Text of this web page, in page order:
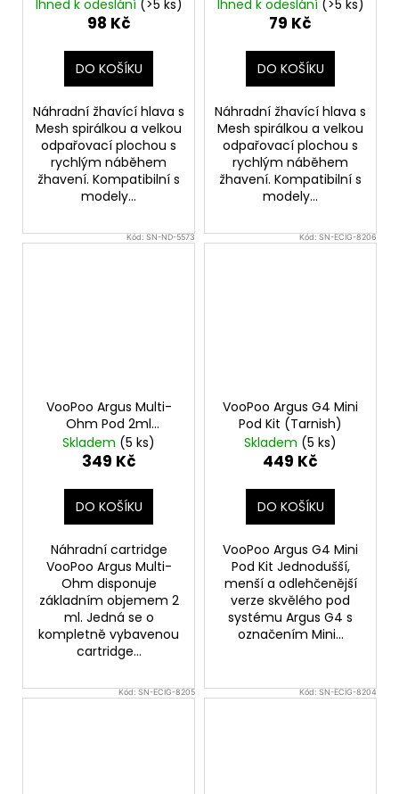
Ihned k odeslání (>5 ks)
98 Kč
DO KOŠÍKU
Náhradní žhavící hlava s
Mesh spirálkou a velkou
odpařovací plochou s
rychlým náběhem
žhavení. Kompatibilní s
modely...
Ihned k odeslání (>5 ks)
79 Kč
DO KOŠÍKU
Náhradní žhavící hlava s
Mesh spirálkou a velkou
odpařovací plochou s
rychlým náběhem
žhavení. Kompatibilní s
modely...
Kód: SN-ND-5573
VooPoo Argus Multi-
Ohm Pod 2ml
náhradní cartridge 3ks
Skladem (5 ks)
349 Kč
DO KOŠÍKU
Náhradní cartridge
VooPoo Argus Multi-
Ohm disponuje
základním objemem 2
ml. Jedná se o
kompletně vybavenou
cartridge...
Kód: SN-ECIG-8206
VooPoo Argus G4 Mini
Pod Kit (Tarnish)
Skladem (5 ks)
449 Kč
DO KOŠÍKU
VooPoo Argus G4 Mini
Pod Kit Jednodušší,
menší a odlehčenější
verze skvělého pod
systému Argus G4 s
označením Mini...
Kód:SN-ECIG-8205 Kód:SN-ECIG-8204